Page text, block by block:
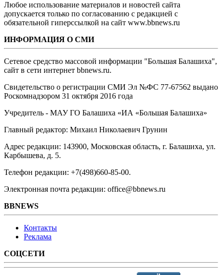
Любое использование материалов и новостей сайта
допускается только по согласованию с редакцией с
обязательной гиперссылкой на сайт www.bbnews.ru
ИНФОРМАЦИЯ О СМИ
Сетевое средство массовой информации "Большая Балашиха",
сайт в сети интернет bbnews.ru.
Свидетельство о регистрации СМИ Эл №ФС ‎77-67562 выдано
Роскомнадзором 31 октября 2016 года
Учредитель - МАУ ГО Балашиха «ИА «Большая Балашиха»
Главный редактор: Михаил Николаевич Грунин
Адрес редакции: 143900, Московская область, г. Балашиха, ул.
Карбышева, д. 5.
Телефон редакции: +7(498)660-85-00.
Электронная почта редакции: office@bbnews.ru
BBNEWS
Контакты
Реклама
СОЦСЕТИ